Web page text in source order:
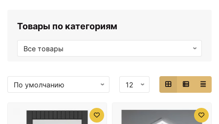
Товары по категориям